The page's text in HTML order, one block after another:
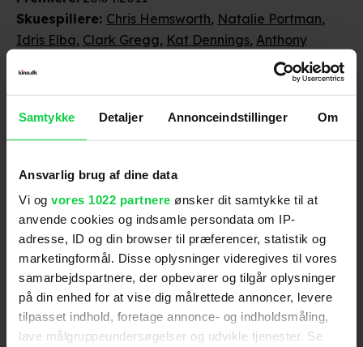
Samtykke Detaljer Annonceindstillinger Om
Ansvarlig brug af dine data
Vi og vores 1022 partnere ønsker dit samtykke til at
anvende cookies og indsamle persondata om IP-
adresse, ID og din browser til præferencer, statistik og
marketingformål. Disse oplysninger videregives til vores
samarbejdspartnere, der opbevarer og tilgår oplysninger
på din enhed for at vise dig målrettede annoncer, levere
tilpasset indhold, foretage annonce- og indholdsmåling,
lave målgruppeundersøgelser og udvikle tjenester. Se
Anmeldelser fra medierne
Skuespillere: Chris Hemsworth, Natalie Portman,
Idris Elba, Clark Gregg, Kat Dennings, Anthony
Stellan Skarsgård ,Ray
Instruktion
:Kenneth Branagh
Aldersmærke : 15 år
Distributør
UIP